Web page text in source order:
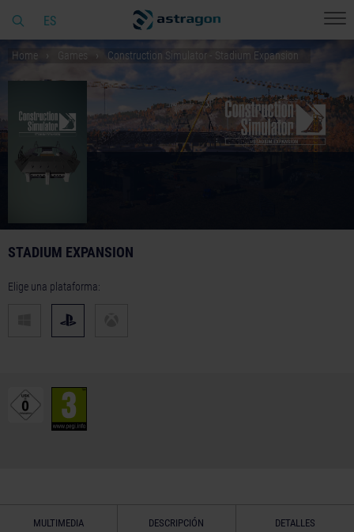
ES
Home Games Construction Simulator - Stadium Expansion
STADIUM EXPANSION
Elige una plataforma:
MULTIMEDIA DESCRIPCIÓN DETALLES